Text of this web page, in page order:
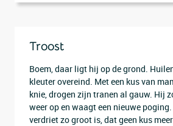
Troost
Boem, daar ligt hij op de grond.
kleuter overeind. Met een kus van
knie, drogen zijn tranen al gauw. Hij
weer op en waagt een nieuwe
verdriet zo groot is, dat geen kus